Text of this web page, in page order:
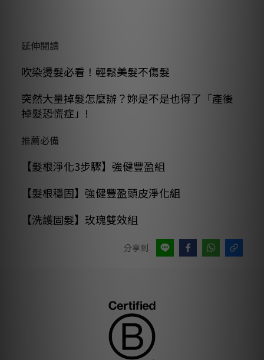
延伸閱讀
吹染燙髮必看！輕鬆美髮不傷髮
突然大量掉髮怎麼辦？妳是不是也得了「產後
掉髮恐慌症」!
推薦必備
【髮根淨化3步驟】強健豐盈組
【髮根穩固】強健豐盈頭皮淨化組
【洗護固髮】玫瑰雙效組
分享到